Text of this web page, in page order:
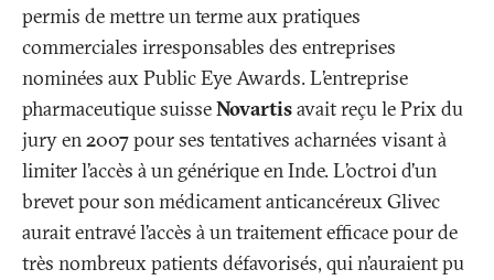
permis de mettre un terme aux pratiques
commerciales irresponsables des entreprises
nominées aux Public Eye Awards. L’entreprise
pharmaceutique suisseNovartisavait reçu le Prix du
jury en 2007 pour ses tentatives acharnées visant à
limiter l’accès à un générique en Inde. L’octroi d’un
brevet pour son médicament anticancéreux Glivec
aurait entravé l’accès à un traitement efficace pour de
très nombreux patients défavorisés, qui n’auraient pu